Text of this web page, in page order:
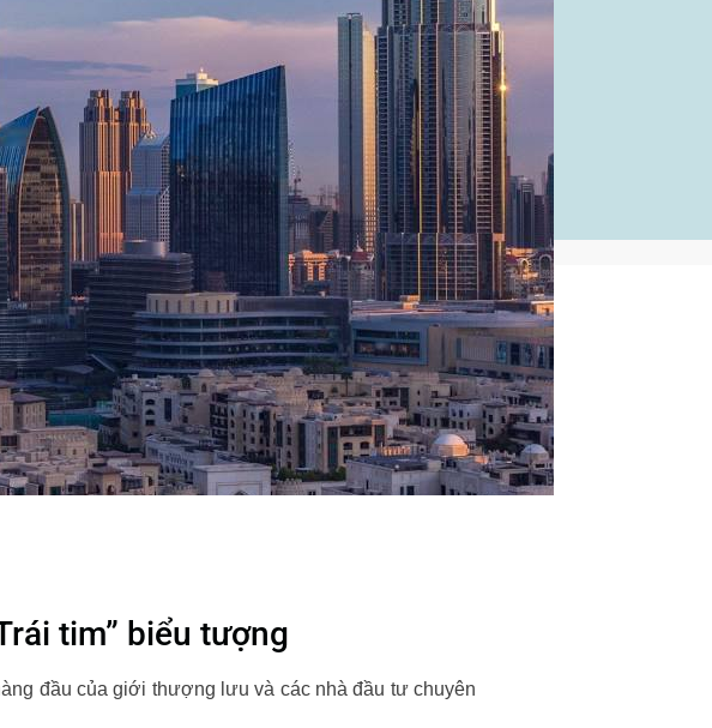
tim” biểu tượng
đầu của giới thượng lưu và các nhà đầu tư chuyên